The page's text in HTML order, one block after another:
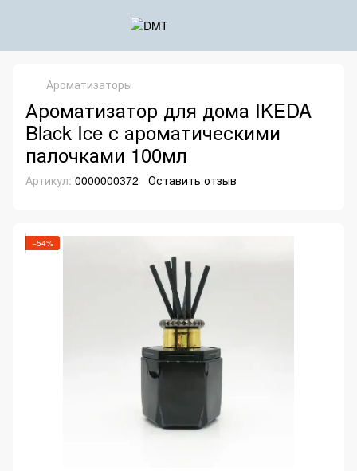
Ароматизаторы
Ароматизатор для дома IKEDA
Black Ice с ароматическими
палочками 100мл
Артикул: 0000000372 Оставить отзыв
−54%